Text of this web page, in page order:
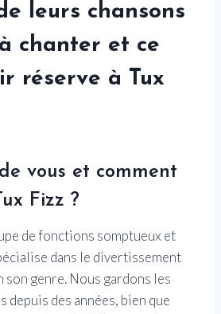
leurs chansons
chanter et ce
réserve à Tux
vous et comment
Fizz ?
de fonctions somptueux et
dans le divertissement
genre. Nous gardons les
depuis des années, bien que